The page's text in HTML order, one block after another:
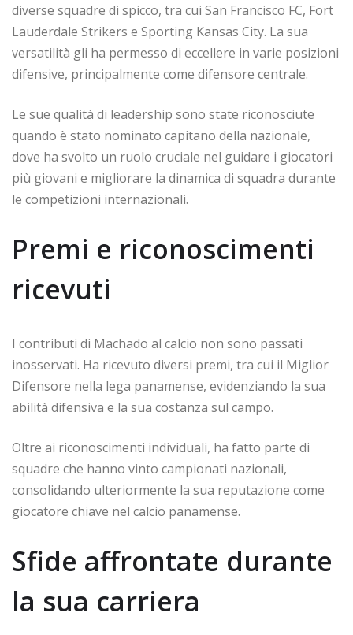
diverse squadre di spicco, tra cui San Francisco FC, Fort
Lauderdale Strikers e Sporting Kansas City. La sua
versatilità gli ha permesso di eccellere in varie posizioni
difensive, principalmente come difensore centrale.
Le sue qualità di leadership sono state riconosciute
quando è stato nominato capitano della nazionale,
dove ha svolto un ruolo cruciale nel guidare i giocatori
più giovani e migliorare la dinamica di squadra durante
le competizioni internazionali.
Premi e riconoscimenti
ricevuti
I contributi di Machado al calcio non sono passati
inosservati. Ha ricevuto diversi premi, tra cui il Miglior
Difensore nella lega panamense, evidenziando la sua
abilità difensiva e la sua costanza sul campo.
Oltre ai riconoscimenti individuali, ha fatto parte di
squadre che hanno vinto campionati nazionali,
consolidando ulteriormente la sua reputazione come
giocatore chiave nel calcio panamense.
Sfide affrontate durante
la sua carriera